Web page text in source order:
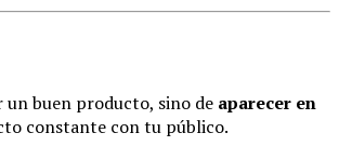
buen producto, sino de aparecer en
constante con tu público.